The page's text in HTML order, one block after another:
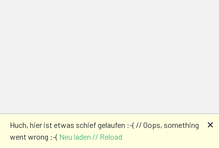
Huch, hier ist etwas schief gelaufen :-( // Oops, something
went wrong :-( Neu laden // Reload
🗙